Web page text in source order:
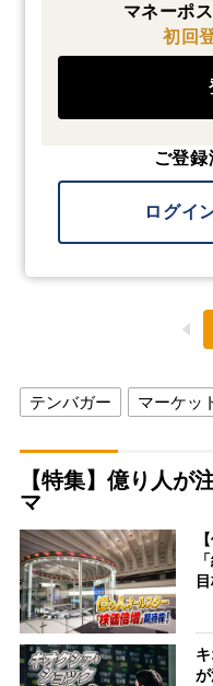
マネーポ
初回
ご登録
ログイ
テンバガー マーケッ
【特集】億り人が
マ